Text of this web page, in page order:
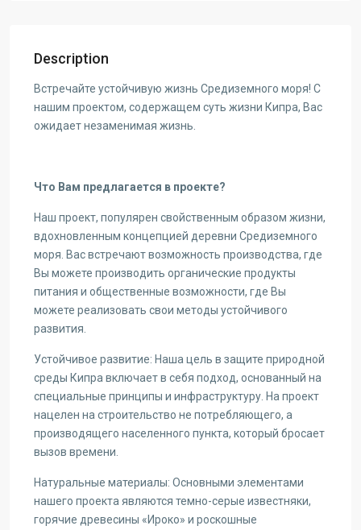
Description
Встречайте устойчивую жизнь Средиземного моря! С
нашим проектом, содержащем суть жизни Кипра, Вас
ожидает незаменимая жизнь.
Что Вам предлагается в проекте?
Наш проект, популярен свойственным образом жизни,
вдохновленным концепцией деревни Средиземного
моря. Вас встречают возможность производства, где
Вы можете производить органические продукты
питания и общественные возможности, где Вы
можете реализовать свои методы устойчивого
развития.
Устойчивое развитие: Наша цель в защите природной
среды Кипра включает в себя подход, основанный на
специальные принципы и инфраструктуру. На проект
нацелен на строительство не потребляющего, а
производящего населенного пункта, который бросает
вызов времени.
Натуральные материалы: Основными элементами
нашего проекта являются темно-серые известняки,
горячие древесины «Ироко» и роскошные